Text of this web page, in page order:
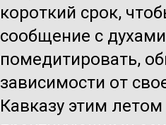
короткий срок,
сообщение с
помедитировать,
зависимости от
Кавказу этим